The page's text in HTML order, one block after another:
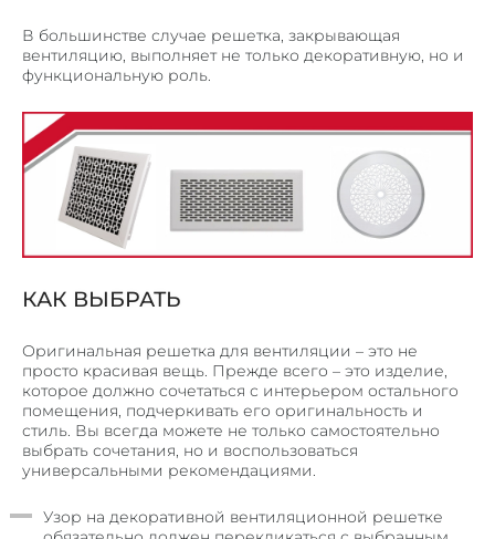
МЕТАЛЛИЧЕСКИЕ КАРКАСЫ
МЕТАЛОКОНСТРУКЦИИ И ИЗДЕЛИЯ
СТЕЛЛАЖИ, ШКАФЫ
ПОЧТОВЫЕ ЯЩИКИ
ЗАКЛАДНЫЕ ДЕТАЛИ И ОПОРЫ
КОЗЫРЬКИ И НАВЕСЫ
В большинстве случае решетка, закрывающая
вентиляцию, выполняет не только декоративную, но и
функциональную роль.
КАК ВЫБРАТЬ
Оригинальная решетка для вентиляции – это не
просто красивая вещь. Прежде всего – это изделие,
которое должно сочетаться с интерьером остального
помещения, подчеркивать его оригинальность и
стиль. Вы всегда можете не только самостоятельно
выбрать сочетания, но и воспользоваться
универсальными рекомендациями.
Узор на декоративной вентиляционной решетке